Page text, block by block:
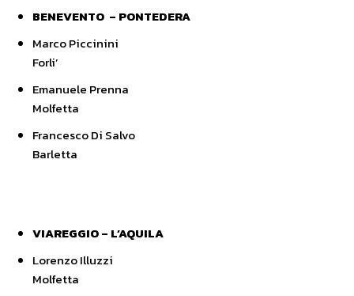
BENEVENTO – PONTEDERA
Marco Piccinini
Forli’
Emanuele Prenna
Molfetta
Francesco Di Salvo
Barletta
VIAREGGIO – L’AQUILA
Lorenzo Illuzzi
Molfetta